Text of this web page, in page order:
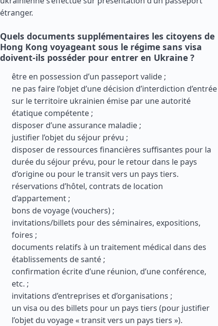
étranger.
Quels documents supplémentaires les citoyens de
Hong Kong voyageant sous le régime sans visa
doivent-ils posséder pour entrer en Ukraine ?
être en possession d’un passeport valide ;
ne pas faire l’objet d’une décision d’interdiction d’entrée
sur le territoire ukrainien émise par une autorité
étatique compétente ;
disposer d’une assurance maladie ;
justifier l’objet du séjour prévu ;
disposer de ressources financières suffisantes pour la
durée du séjour prévu, pour le retour dans le pays
d’origine ou pour le transit vers un pays tiers.
réservations d’hôtel, contrats de location
d’appartement ;
bons de voyage (vouchers) ;
invitations/billets pour des séminaires, expositions,
foires ;
documents relatifs à un traitement médical dans des
établissements de santé ;
confirmation écrite d’une réunion, d’une conférence,
etc. ;
invitations d’entreprises et d’organisations ;
un visa ou des billets pour un pays tiers (pour justifier
l’objet du voyage « transit vers un pays tiers »).